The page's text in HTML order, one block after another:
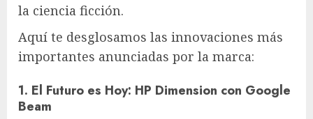
la ciencia ficción.
Aquí te desglosamos las innovaciones más
importantes anunciadas por la marca:
1. El Futuro es Hoy: HP Dimension con Google
Beam